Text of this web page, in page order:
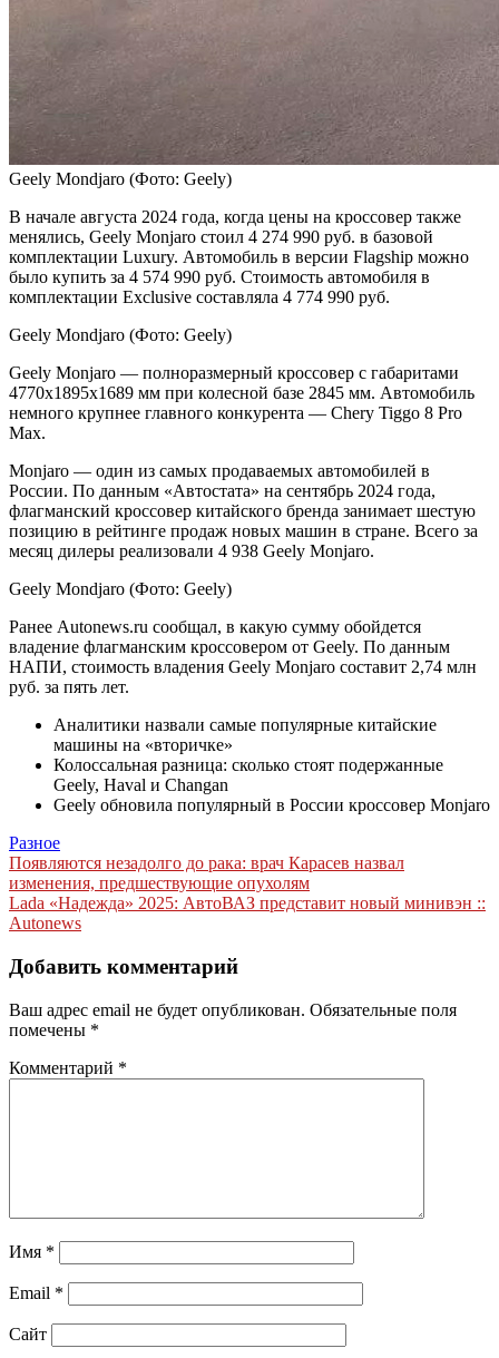
Geely Mondjaro (Фото: Geely)
В начале августа 2024 года, когда цены на кроссовер также
менялись, Geely Monjaro стоил 4 274 990 руб. в базовой
комплектации Luxury. Автомобиль в версии Flagship можно
было купить за 4 574 990 руб. Стоимость автомобиля в
комплектации Exclusive составляла 4 774 990 руб.
Geely Mondjaro (Фото: Geely)
Geely Monjaro — полноразмерный кроссовер с габаритами
4770х1895х1689 мм при колесной базе 2845 мм. Автомобиль
немного крупнее главного конкурента — Chery Tiggo 8 Pro
Max.
Monjaro — один из самых продаваемых автомобилей в
России. По данным «Автостата» на сентябрь 2024 года,
флагманский кроссовер китайского бренда занимает шестую
позицию в рейтинге продаж новых машин в стране. Всего за
месяц дилеры реализовали 4 938 Geely Monjaro.
Geely Mondjaro (Фото: Geely)
Ранее Autonews.ru сообщал, в какую сумму обойдется
владение флагманским кроссовером от Geely. По данным
НАПИ, стоимость владения Geely Monjaro составит 2,74 млн
руб. за пять лет.
Аналитики назвали самые популярные китайские
машины на «вторичке»
Колоссальная разница: сколько стоят подержанные
Geely, Haval и Changan
Geely обновила популярный в России кроссовер Monjaro
Разное
Навигация
по
записям
Появляются незадолго до рака: врач Карасев назвал
изменения, предшествующие опухолям
Lada «Надежда» 2025: АвтоВАЗ представит новый минивэн ::
Autonews
Добавить комментарий
Ваш адрес email не будет опубликован. Обязательные поля
помечены *
Комментарий *
Имя *
Email *
Сайт